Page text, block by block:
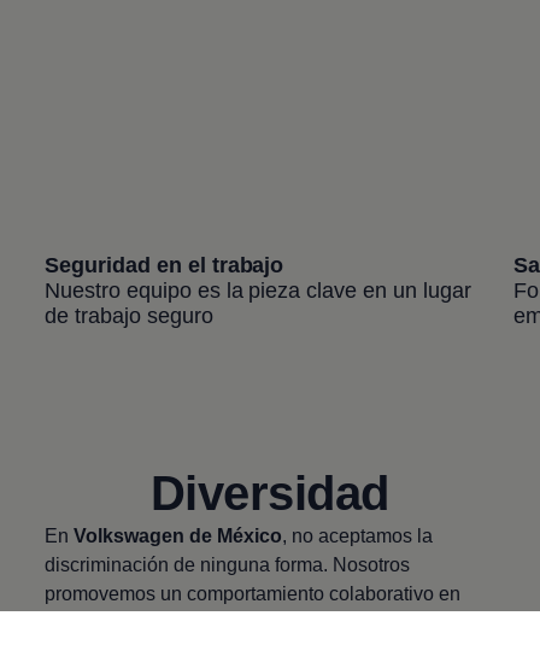
Seguridad en el trabajo
Nuestro equipo es la pieza clave en un lugar
de trabajo seguro
Diversidad
EnVolkswagen de México, no aceptamos la
discriminación de ninguna forma. Nosotros
promovemos un comportamiento colaborativo en